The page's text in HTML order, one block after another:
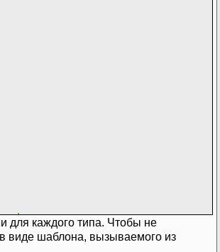
\
\
для каждого типа. Чтобы не
виде шаблона, вызываемого из